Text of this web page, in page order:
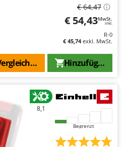
€ 64,47
€ 54,43MwSt.
inkl.
R-0
€ 45,74exkl. MwSt.
Hinzufügen
Sie
8,1
Begrenzt